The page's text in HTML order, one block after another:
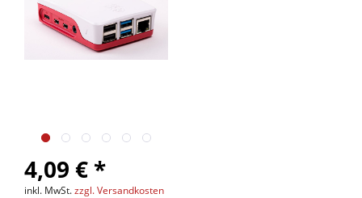
4,09 € *
inkl. MwSt.zzgl. Versandkosten